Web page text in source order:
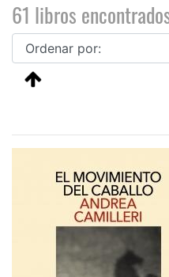
61 libros